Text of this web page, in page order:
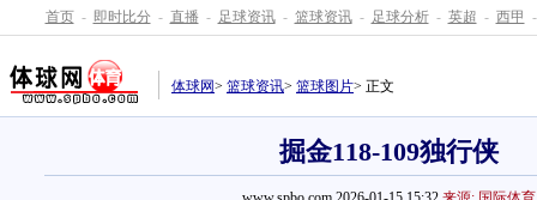
首页 - 即时比分 - 直播 - 足球资讯 - 篮球资讯 - 足球分析 - 英超 - 西甲 -
体球网> 篮球资讯> 篮球图片> 正文
掘金118-109独行侠